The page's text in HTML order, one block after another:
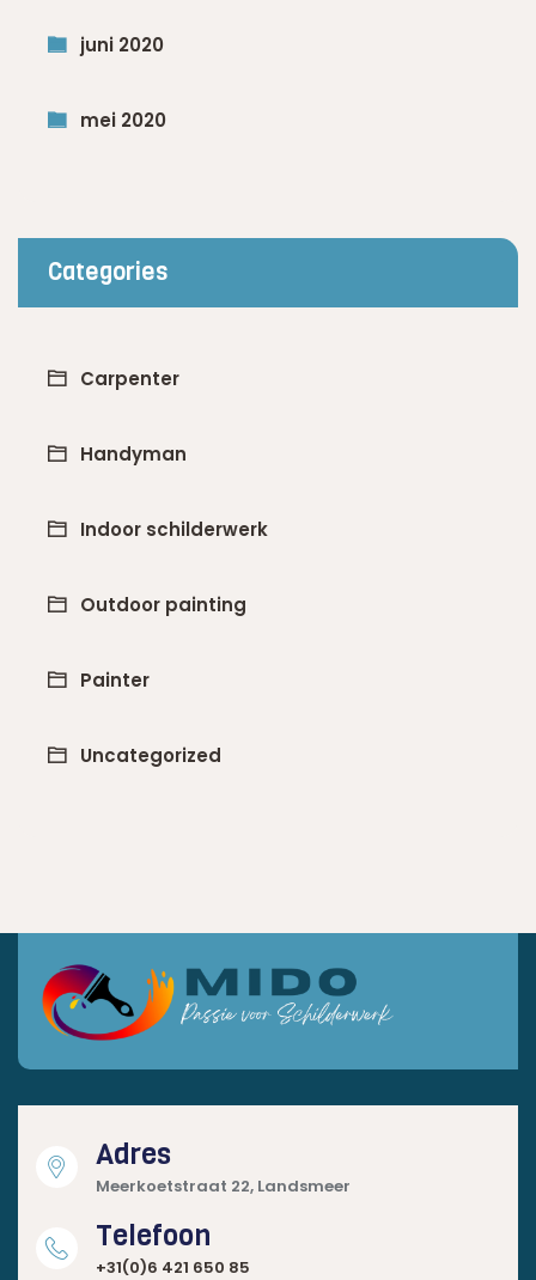
juni 2020
mei 2020
Categories
Carpenter
Handyman
Indoor schilderwerk
Outdoor painting
Painter
Uncategorized
Adres
Meerkoetstraat 22, Landsmeer
Telefoon
+31(0)6 421 650 85